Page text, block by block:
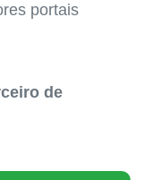
portais
de